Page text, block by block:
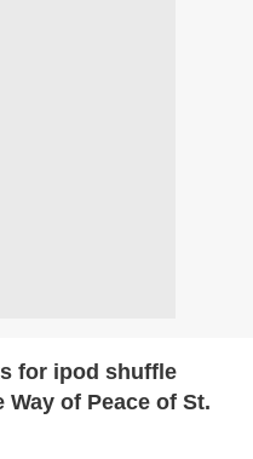
for ipod shuffle
of Peace of St.